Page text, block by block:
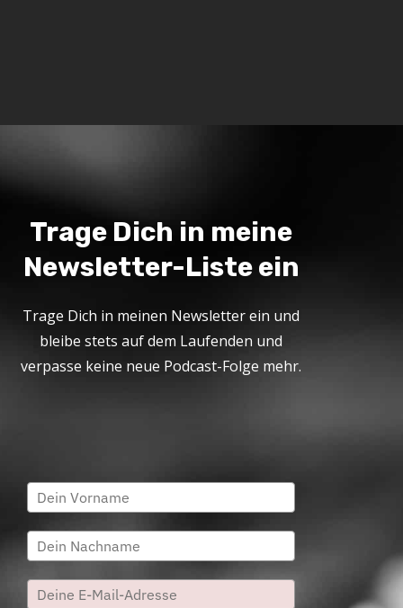
Trage Dich in meine
Newsletter-Liste ein
Trage Dich in meinen Newsletter ein und
bleibe stets auf dem Laufenden und
verpasse keine neue Podcast-Folge mehr.